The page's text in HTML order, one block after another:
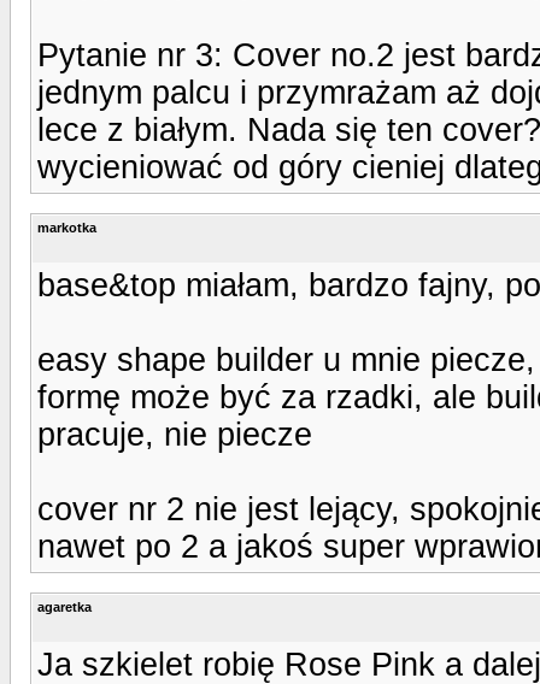
Pytanie nr 3: Cover no.2 jest
jednym palcu i przymrażam aż
lece z białym. Nada się ten
wycieniować od góry cieniej
markotka
base&top miałam, bardzo fajny,
easy shape builder u mnie
formę może być za rzadki, ale
pracuje, nie piecze
cover nr 2 nie jest lejący,
nawet po 2 a jakoś super
agaretka
Ja szkielet robię Rose Pink a